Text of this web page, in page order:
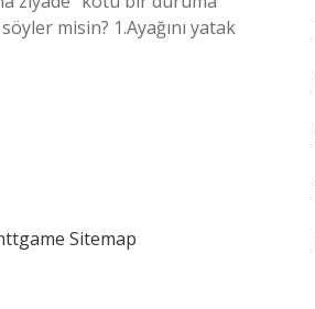
misin? 1.Ayağını yatak
Sitemap